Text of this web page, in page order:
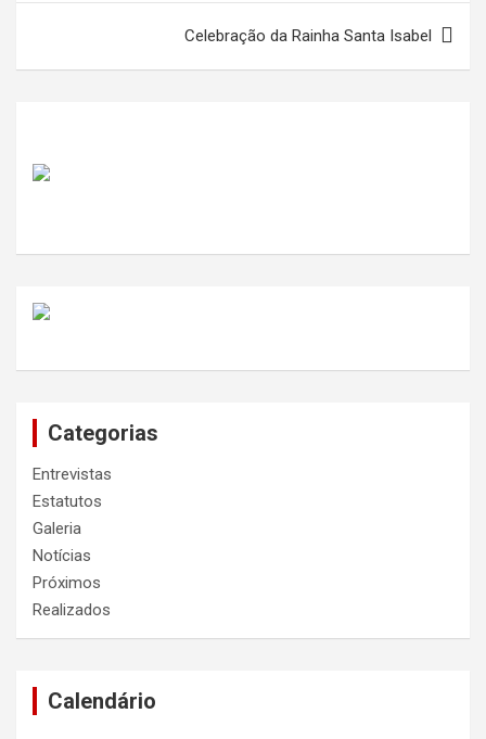
Celebração da Rainha Santa Isabel
Categorias
Entrevistas
Estatutos
Galeria
Notícias
Próximos
Realizados
Calendário